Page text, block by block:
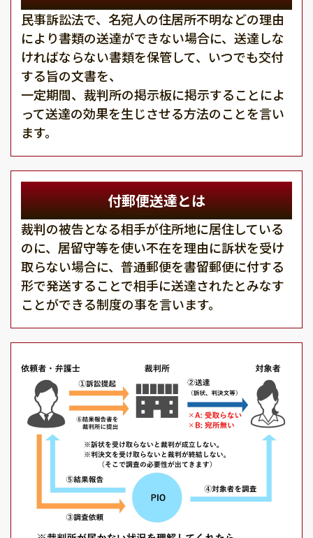
民事訴訟法で、名宛人の住居所不明などの理由
により書類の送達ができない場合に、送達しな
ければならない書類を保管して、いつでも交付
する旨の文書を、
一定期間、裁判所の掲示板に掲示することによ
って送達の効果を生じさせる方法のことを言い
ます。
付郵便送達とは
裁判の被告となる相手が住所地に居住している
のに、居留守等を使い不在を理由に訴状を受け
取らない場合に、普通郵便を書留郵便に付する
形で発送することで相手に送達されたとみなす
ことができる制度の事を言います。